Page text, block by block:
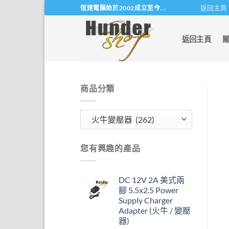
to
恆達電腦始於2002成立至今... 返回主頁
返回主頁
商品分類
您有興趣的產品
DC 12V 2A 美式兩
腳 5.5x2.5 Power
Supply Charger
Adapter (火牛 / 變壓
器)